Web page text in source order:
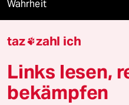
Wahrheit
Hitze
taz zahl ich
Links lesen,
bekämpfen